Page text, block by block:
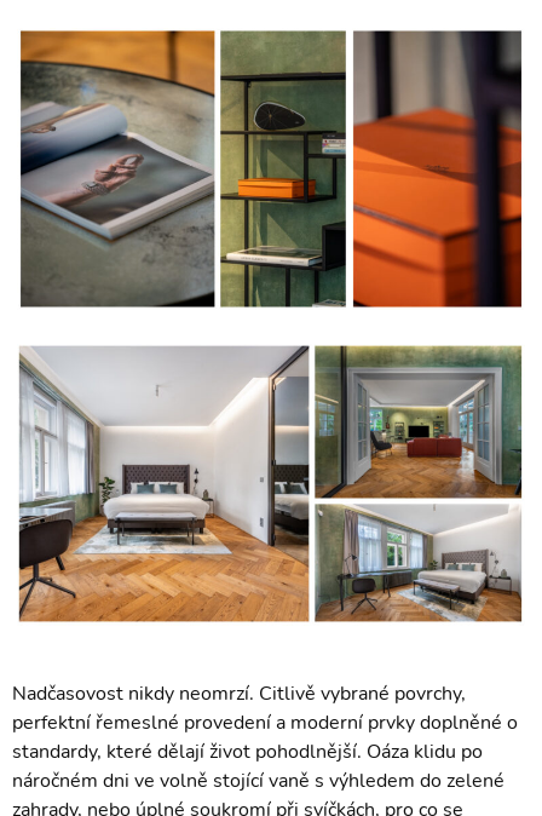
Nadčasovost nikdy neomrzí. Citlivě vybrané povrchy,
perfektní řemeslné provedení a moderní prvky doplněné o
standardy, které dělají život pohodlnější. Oáza klidu po
náročném dni ve volně stojící vaně s výhledem do zelené
zahrady, nebo úplné soukromí při svíčkách, pro co se